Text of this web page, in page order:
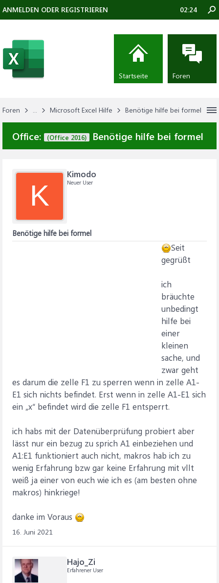
Foren ... Microsoft Excel Hilfe Benötige hilfe bei formel
Office: (Office 2016) Benötige hilfe bei formel
K
Kimodo
Neuer User
Benötige hilfe bei formel
Seit
gegrüßt
ich
bräuchte
unbedingt
hilfe bei
einer
kleinen
sache, und
zwar geht
es darum die zelle F1 zu sperren wenn in zelle A1-
E1 sich nichts befindet. Erst wenn in zelle A1-E1 sich
ein „x“ befindet wird die zelle F1 entsperrt.
ich habs mit der Datenüberprüfung probiert aber
lässt nur ein bezug zu sprich A1 einbeziehen und
A1:E1 funktioniert auch nicht, makros hab ich zu
wenig Erfahrung bzw gar keine Erfahrung mit vllt
weiß ja einer von euch wie ich es (am besten ohne
makros) hinkriege!
danke im Voraus
16. Juni 2021
Hajo_Zi
Erfahrener User
ANMELDEN ODER REGISTRIEREN 02:24
Startseite Foren